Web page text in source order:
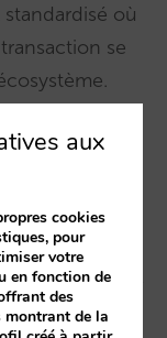
où
se
ni le flux
car
Ce qu’il
ses
prix, règles
des
aux
cookies
pour
votre
en fonction de
des
montrant de la